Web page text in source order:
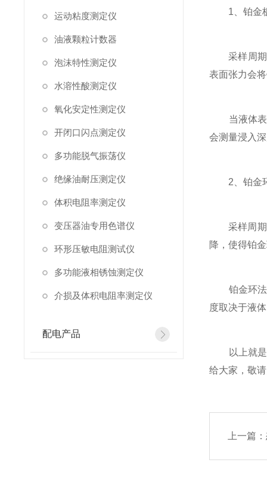
运动粘度测定仪
油液颗粒计数器
泡沫特性测定仪
水溶性酸测定仪
氧化安定性测定仪
开闭口闪点测定仪
多功能脱气振荡仪
绝缘油耐压测定仪
体积电阻率测定仪
变压器油专用色谱仪
环形压敏电阻测试仪
多功能液相锈蚀测定仪
介损及体积电阻率测定仪
配电产品
1、铂金板
采样周期1-
表面张力会
当液体表面
会测量浸入
2、铂金环
采样周期
降，使得铂
铂金环法就
度取决于液
以上就是表
给大家，敬
上一篇：